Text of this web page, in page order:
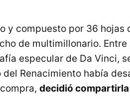
y compuesto por 36 hojas
de multimillonario. Entre
especular de Da Vinci,
Renacimiento había
decidió